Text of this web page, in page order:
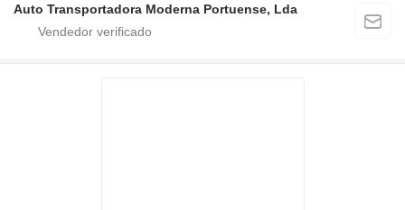
Auto Transportadora Moderna Portuense, Lda